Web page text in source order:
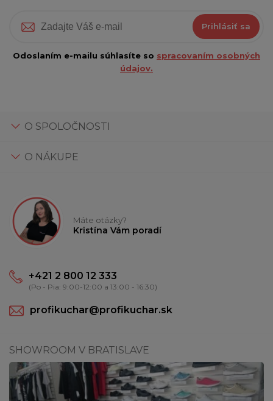
Prihlásiť sa
Odoslaním e-mailu súhlasíte so spracovaním osobných
údajov.
O SPOLOČNOSTI
O NÁKUPE
Máte otázky?
Kristína Vám poradí
+421 2 800 12 333
(Po - Pia: 9:00-12:00 a 13:00 - 16:30)
profikuchar@profikuchar.sk
SHOWROOM V BRATISLAVE